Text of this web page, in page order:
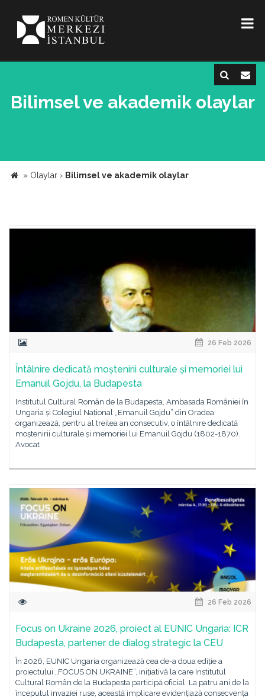
Bilimsel ve akademik olaylar
» Olaylar › Bilimsel ve akademik olaylar
26 Feb 2026
Întâlnire dedicată moștenirii culturale și memoriei lui
Emanuil Gojdu, la Budapesta
Institutul Cultural Român de la Budapesta, Ambasada României în
Ungaria și Colegiul Național „Emanuil Gojdu” din Oradea
organizează, pentru al treilea an consecutiv, o întâlnire dedicată
moștenirii culturale și memoriei lui Emanuil Gojdu (1802-1870).
Avocat
26 Feb 2026
Focus on Ukraine 2026, proiect al EUNIC Ungaria: ICR
Budapesta, partener de dialog strategic la CEU
În 2026, EUNIC Ungaria organizează cea de-a doua ediție a
proiectului „FOCUS ON UKRAINE”, inițiativă la care Institutul
Cultural Român de la Budapesta participă oficial. La patru ani de la
începutul invaziei ruse, această implicare evidențiază consecvența